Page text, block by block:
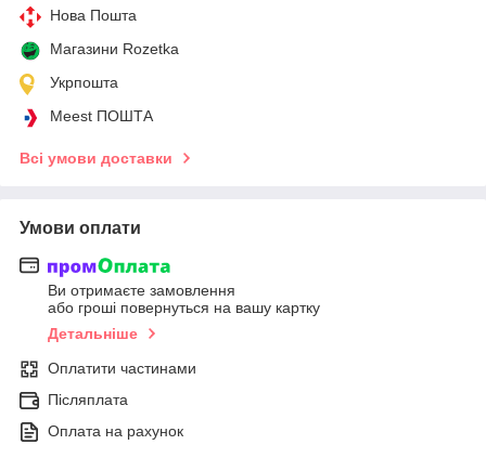
Нова Пошта
Магазини Rozetka
Укрпошта
Meest ПОШТА
Всі умови доставки
Умови оплати
Ви отримаєте замовлення
або гроші повернуться на вашу картку
Детальніше
Оплатити частинами
Післяплата
Оплата на рахунок